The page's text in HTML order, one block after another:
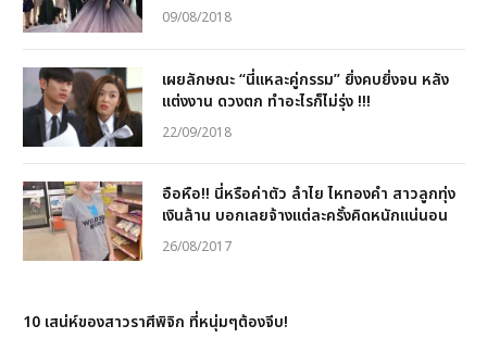
09/08/2018
เผยลักษณะ “นี่แหละคู่กรรม” ยิ่งคบยิ่งจน หลัง
แต่งงาน ดวงตก ทำอะไรก็ไม่รุ่ง !!!
22/09/2018
อือหือ!! นี่หรือค่าตัว ลำไย ไหทองคำ สาวลูกทุ่ง
เงินล้าน บอกเลยจ้างแต่ละครั้งคิดหนักแน่นอน
26/08/2017
10 เสน่ห์ของสาวราศีพิจิก ที่หนุ่มๆต้องจีบ!